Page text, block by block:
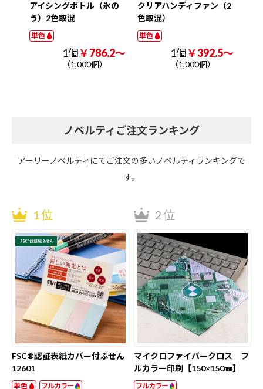
クリアハンディファン（2
色取混）
単色
1個￥392.5～
（1,000個）
ノベルティご注文ランキング
アーリーノベルティにてご注文の多いノベルティランキングで
す。
1位
FSC®認証表紙カバー付ふせん
12601
単色 フルカラー
2位
マイクロファイバークロス フ
ルカラー印刷【150×150㎜】
フルカラー